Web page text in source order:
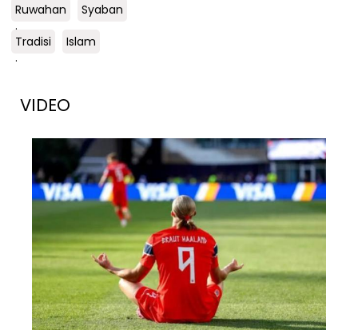
Ruwahan
Syaban
.
Tradisi
Islam
.
VIDEO